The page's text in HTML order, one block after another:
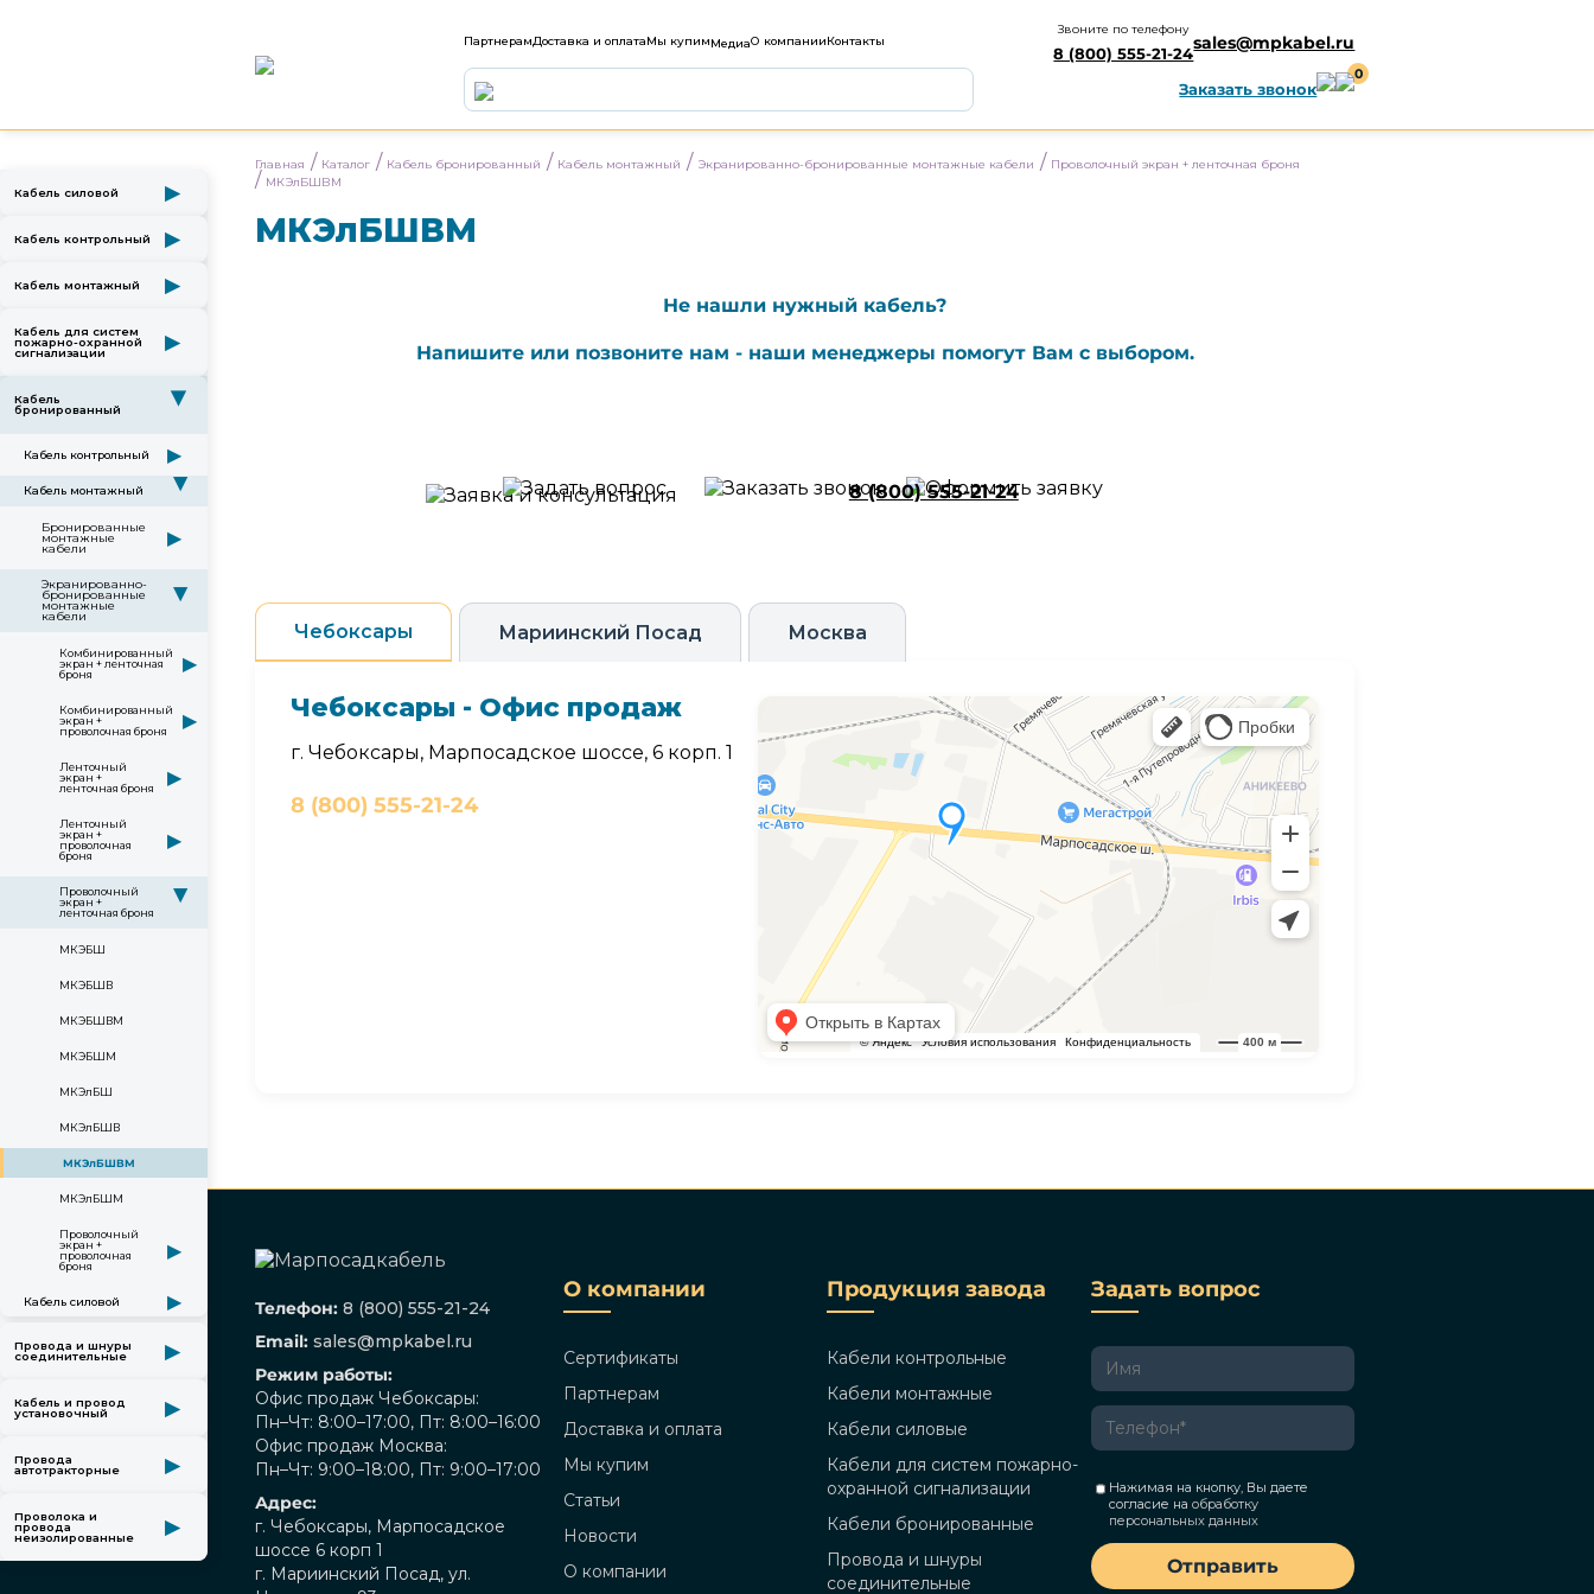
ПартнерамДоставка и оплатаМы купимМедиаО компанииКонтакты
Звоните по телефону
8 (800) 555-21-24
sales@mpkabel.ru
Заказать звонок
0
Главная / Каталог / Кабель бронированный / Кабель монтажный / Экранированно-бронированные монтажные кабели / Проволочный экран + ленточная броня
/ МКЭлБШВМ
МКЭлБШВМ
Не нашли нужный кабель?
Напишите или позвоните нам - наши менеджеры помогут Вам с выбором.
8 (800) 555-21-24
Чебоксары Мариинский Посад Москва
Чебоксары - Офис продаж
г. Чебоксары, Марпосадское шоссе, 6 корп. 1
8 (800) 555-21-24
Телефон: 8 (800) 555-21-24
Email: sales@mpkabel.ru
Режим работы:
Офис продаж Чебоксары:
Пн–Чт: 8:00–17:00, Пт: 8:00–16:00
Офис продаж Москва:
Пн–Чт: 9:00–18:00, Пт: 9:00–17:00
Адрес:
г. Чебоксары, Марпосадское
шоссе 6 корп 1
г. Мариинский Посад, ул.
О компании
Сертификаты
Партнерам
Доставка и оплата
Мы купим
Статьи
Новости
О компании
Продукция завода
Кабели контрольные
Кабели монтажные
Кабели силовые
Кабели для систем пожарно-
охранной сигнализации
Кабели бронированные
Провода и шнуры
соединительные
Задать вопрос
Нажимая на кнопку, Вы даете
согласие на обработку
персональных данных
Отправить
Кабель силовой ▶
Кабель контрольный ▶
Кабель монтажный ▶
Кабель для систем
пожарно-охранной
сигнализации
▶
Кабель
бронированный
▶
Кабель контрольный ▶
Кабель монтажный ▶
Бронированные
монтажные
кабели
▶
Экранированно-
бронированные
монтажные
кабели
▶
Комбинированный
экран + ленточная
броня
▶
Комбинированный
экран +
проволочная броня
▶
Ленточный
экран +
ленточная броня
▶
Ленточный
экран +
проволочная
броня
▶
Проволочный
экран +
ленточная броня
▶
МКЭБШ
МКЭБШВ
МКЭБШВМ
МКЭБШМ
МКЭлБШ
МКЭлБШВ
МКЭлБШВМ
МКЭлБШМ
Проволочный
экран +
проволочная
броня
▶
Кабель силовой ▶
Провода и шнуры
соединительные
▶
Кабель и провод
установочный
▶
Провода
автотракторные
▶
Проволока и
провода
неизолированные
▶